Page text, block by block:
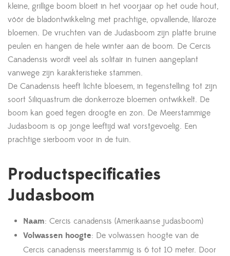
kleine, grillige boom bloeit in het voorjaar op het oude hout,
vóór de bladontwikkeling met prachtige, opvallende, lilaroze
bloemen. De vruchten van de Judasboom zijn platte bruine
peulen en hangen de hele winter aan de boom. De Cercis
Canadensis wordt veel als solitair in tuinen aangeplant
vanwege zijn karakteristieke stammen.
De Canadensis heeft lichte bloesem, in tegenstelling tot zijn
soort Siliquastrum die donkerroze bloemen ontwikkelt. De
boom kan goed tegen droogte en zon. De Meerstammige
Judasboom is op jonge leeftijd wat vorstgevoelig. Een
prachtige sierboom voor in de tuin.
Productspecificaties
Judasboom
Naam: Cercis canadensis (Amerikaanse judasboom)
Volwassen hoogte: De volwassen hoogte van de
Cercis canadensis meerstammig is 6 tot 10 meter. Door